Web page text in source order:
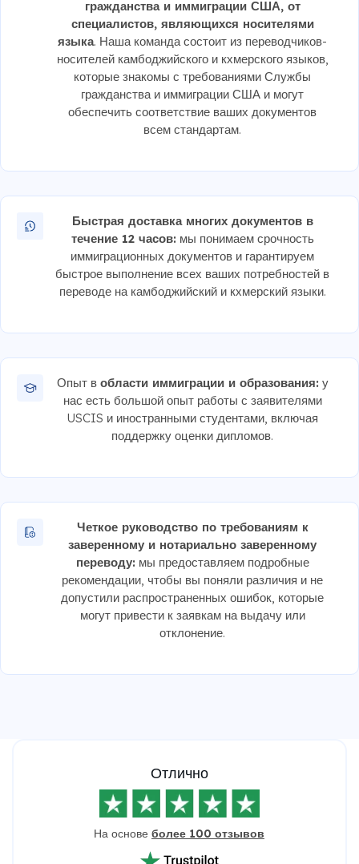
гражданства и иммиграции США, от
специалистов, являющихся носителями
языка. Наша команда состоит из переводчиков-
носителей камбоджийского и кхмерского языков,
которые знакомы с требованиями Службы
гражданства и иммиграции США и могут
обеспечить соответствие ваших документов
всем стандартам.
Быстрая доставка многих документов в
течение 12 часов: мы понимаем срочность
иммиграционных документов и гарантируем
быстрое выполнение всех ваших потребностей в
переводе на камбоджийский и кхмерский языки.
Опыт в области иммиграции и образования: у
нас есть большой опыт работы с заявителями
USCIS и иностранными студентами, включая
поддержку оценки дипломов.
Четкое руководство по требованиям к
заверенному и нотариально заверенному
переводу: мы предоставляем подробные
рекомендации, чтобы вы поняли различия и не
допустили распространенных ошибок, которые
могут привести к заявкам на выдачу или
отклонение.
Отлично
На основе более 100 отзывов